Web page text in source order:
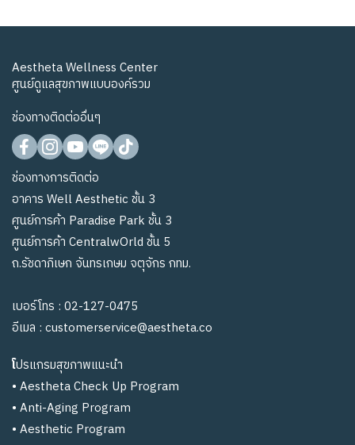
Aestheta Wellness Center
ศูนย์ดูแลสุขภาพแบบองค์รวม
ช่องทางติดต่ออื่นๆ
ช่องทางการติดต่อ
อาคาร Well Aesthetic ชั้น 3
ศูนย์การค้า Paradise Park ชั้น 3
ศูนย์การค้า CentralwOrld ชั้น 5
ถ.รัชดาภิเษก จันทรเกษม จตุจักร กทม.
เบอร์โทร : 02-127-0475
อีเมล : customerservice@aestheta.co
โปรแกรมสุขภาพแนะนำ
• Aestheta Check Up Program
• Anti-Aging Program
• Aesthetic Program